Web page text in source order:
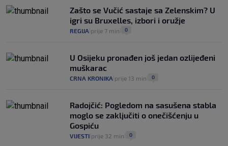
junaci naših priča budu oni koji pomažu,
a ne oni koji su pobijedili nekoga"
VIJESTI 2
Zašto se Vučić sastaje sa Zelenskim? U
igri su Bruxelles, izbori i oružje
REGIJA prije 7 min 0
U Osijeku pronađen još jedan ozlijeđeni
muškarac
CRNA KRONIKA prije 13 min 0
Radojčić: Pogledom na sasušena stabla
moglo se zaključiti o onečišćenju u
Gospiću
VIJESTI prije 32 min 0